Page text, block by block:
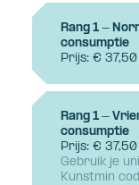
Rang 1 -
consumptie
Prijs: € 37,50
Rang 1 -
consumptie
Prijs: € 37,50
Gebruik je
Kunstmin